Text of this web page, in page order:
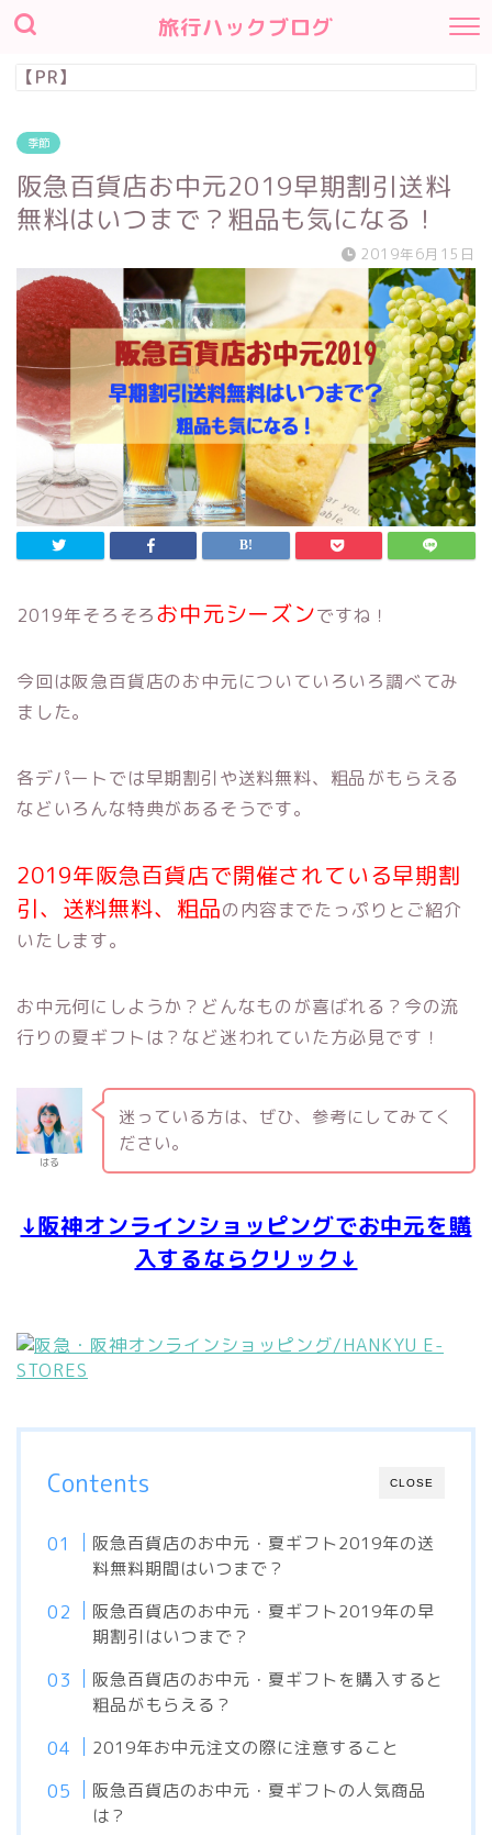
旅行ハックブログ
【PR】
季節
阪急百貨店お中元2019早期割引送料
無料はいつまで？粗品も気になる！
2019年6月15日
2019年そろそろお中元シーズンですね！
今回は阪急百貨店のお中元についていろいろ調べてみ
ました。
各デパートでは早期割引や送料無料、粗品がもらえる
などいろんな特典があるそうです。
2019年阪急百貨店で開催されている早期割
引、送料無料、粗品の内容までたっぷりとご紹介
いたします。
お中元何にしようか？どんなものが喜ばれる？今の流
行りの夏ギフトは？など迷われていた方必見です！
はる
迷っている方は、ぜひ、参考にしてみてく
ださい。
↓阪神オンラインショッピングでお中元を購
入するならクリック↓
CLOSE
Contents
阪急百貨店のお中元・夏ギフト2019年の送
料無料期間はいつまで？
阪急百貨店のお中元・夏ギフト2019年の早
期割引はいつまで？
阪急百貨店のお中元・夏ギフトを購入すると
粗品がもらえる？
2019年お中元注文の際に注意すること
阪急百貨店のお中元・夏ギフトの人気商品
は？